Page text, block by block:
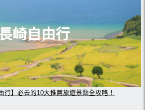
崎自由行
行】必去的10大推薦旅遊景點全攻略！